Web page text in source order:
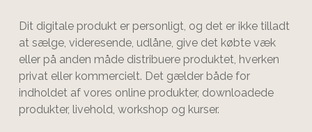
Dit digitale produkt er personligt, og det er ikke tilladt
at sælge, videresende, udlåne, give det købte væk
eller på anden måde distribuere produktet, hverken
privat eller kommercielt. Det gælder både for
indholdet af vores online produkter, downloadede
produkter, livehold, workshop og kurser.